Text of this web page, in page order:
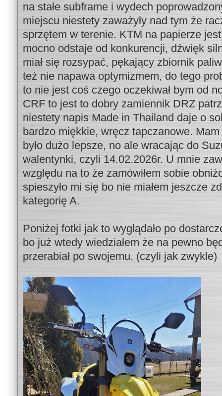
na stałe subframe i wydech
miejscu niestety zaważyły nad tym że
sprzętem w terenie. KTM na papierze
mocno odstaje od konkurencji, dźwięk
miał się rozsypać, pękający zbiornik
też nie napawa optymizmem, do tego
to nie jest coś czego oczekiwał bym od
CRF to jest to dobry zamiennik DRZ
niestety napis Made in Thailand daje o
bardzo miękkie, wręcz tapczanowe.
było dużo lepsze, no ale wracając do
walentynki, czyli 14.02.2026r. U mnie
względu na to że zamówiłem sobie
spieszyło mi się bo nie miałem jeszcze
kategorię A.
Poniżej fotki jak to wyglądało po
bo już wtedy wiedziałem że na pewno
przerabiał po swojemu. (czyli jak zwykle)